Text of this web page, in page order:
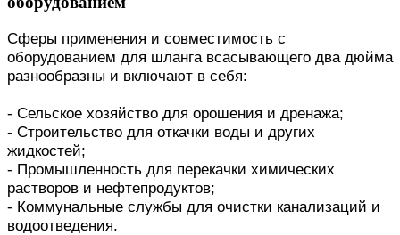
Сферы применения и совместимость с
оборудованием для шланга всасывающего два дюйма
разнообразны и включают в себя:
- Сельское хозяйство для орошения и дренажа;
- Строительство для откачки воды и других
жидкостей;
- Промышленность для перекачки химических
растворов и нефтепродуктов;
- Коммунальные службы для очистки канализаций и
водоотведения.